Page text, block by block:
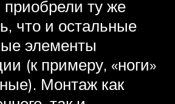
приобрели ту же
что и остальные
элементы
(к примеру, «ноги»
Монтаж как